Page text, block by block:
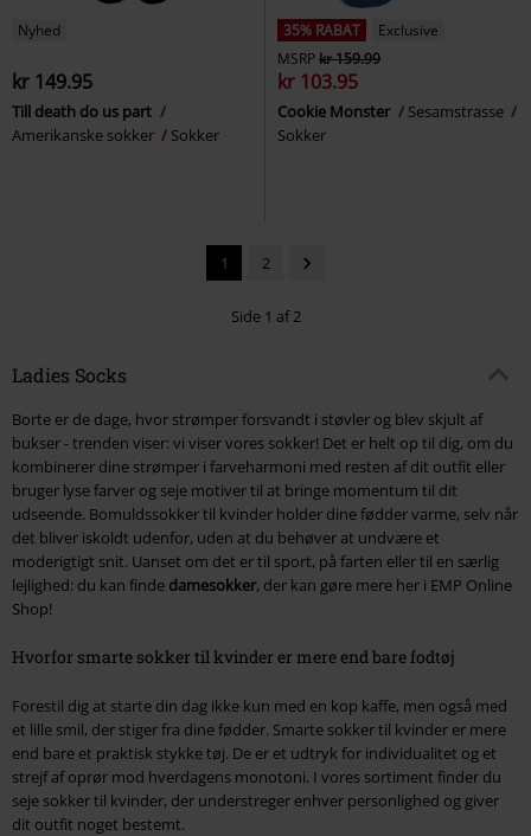
Nyhed
kr 149.95
Till death do us part
Amerikanske sokker
Sokker
35% RABAT
Exclusive
MSRPkr 159.99
kr 103.95
Cookie Monster
Sesamstrasse
Sokker
1 2
Side 1 af 2
Ladies Socks
Borte er de dage, hvor strømper forsvandt i støvler og blev skjult af
bukser - trenden viser: vi viser vores sokker! Det er helt op til dig, om du
kombinerer dine strømper i farveharmoni med resten af dit outfit eller
bruger lyse farver og seje motiver til at bringe momentum til dit
udseende. Bomuldssokker til kvinder holder dine fødder varme, selv når
det bliver iskoldt udenfor, uden at du behøver at undvære et
moderigtigt snit. Uanset om det er til sport, på farten eller til en særlig
lejlighed: du kan finde damesokker, der kan gøre mere her i EMP Online
Shop!
Hvorfor smarte sokker til kvinder er mere end bare fodtøj
Forestil dig at starte din dag ikke kun med en kop kaffe, men også med
et lille smil, der stiger fra dine fødder. Smarte sokker til kvinder er mere
end bare et praktisk stykke tøj. De er et udtryk for individualitet og et
strejf af oprør mod hverdagens monotoni. I vores sortiment finder du
seje sokker til kvinder, der understreger enhver personlighed og giver
dit outfit noget bestemt.